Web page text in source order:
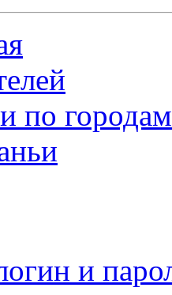
по городам
и